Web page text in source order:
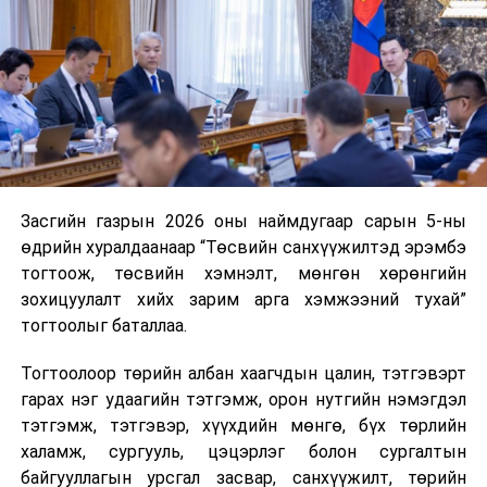
нэгжийг 375 мянга хүртэлх еврогоор торгох
боломжтой. Харин хэрэглэгч өөрөө зөвшөөрсөн,
эсвэл тухайн компанитай өмнө нь гэрээний
харилцаатай бөгөөд шинэ үйлчилгээ санал болгож
буй тохиолдолд хориг үйлчлэхгүй. Иргэд
зөвшөөрөлгүй дуудлагын талаар төрийн цахим
хуудсаар мэдээлэх боломжтой.
Шинэ хууль Францын зах зээлд үйлчилдэг гадаадын
дуудлагын төвүүдэд нөлөөлөхөөр байна. Тухайлбал,
Мароккогийн дуудлагын төвүүдийн орлогын 80 гаруй
хувь Францын зах зээлээс бүрддэг бөгөөд тус улсын
40–50 мянган ажлын байр эрсдэлд орж болзошгүйг
Засгийн газрын 2026 оны наймдугаар сарын 5-ны
өдрийн хуралдаанаар “Төсвийн санхүүжилтэд эрэмбэ
тогтоож, төсвийн хэмнэлт, мөнгөн хөрөнгийн
зохицуулалт хийх зарим арга хэмжээний тухай”
тогтоолыг баталлаа.
Тогтоолоор төрийн албан хаагчдын цалин, тэтгэвэрт
гарах нэг удаагийн тэтгэмж, орон нутгийн нэмэгдэл
тэтгэмж, тэтгэвэр, хүүхдийн мөнгө, бүх төрлийн
халамж, сургууль, цэцэрлэг болон сургалтын
байгууллагын урсгал засвар, санхүүжилт, төрийн